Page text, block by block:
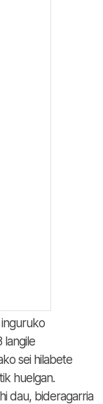
inguruko
langile
sei hilabete
huelgan.
dau, bideragarria